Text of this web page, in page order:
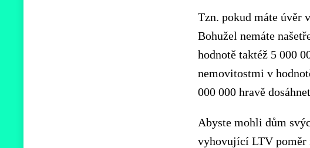
Tzn. pokud máte úvěr
Bohužel nemáte
hodnotě taktéž 5 000
nemovitostmi v
000 000 hravě
Abyste mohli dům
vyhovující LTV poměr